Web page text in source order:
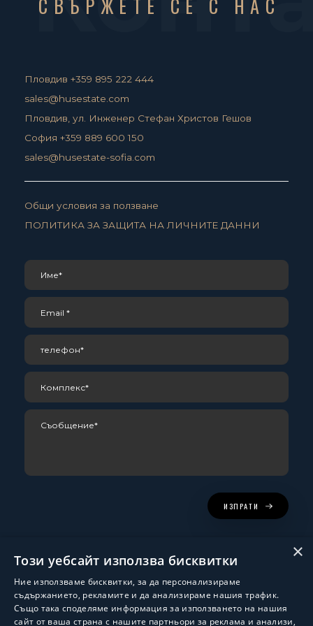
СВЪРЖЕТЕ СЕ С НАС
Пловдив +359 895 222 444
sales@husestate.com
Пловдив, ул. Инженер Стефан Христов Гешов
София +359 889 600 150
sales@husestate-sofia.com
Общи условия за ползване
ПОЛИТИКА ЗА ЗАЩИТА НА ЛИЧНИТЕ ДАННИ
ИЗПРАТИ
×
Този уебсайт използва бисквитки
Ние използваме бисквитки, за да персонализираме
съдържанието, рекламите и да анализираме нашия трафик.
Също така споделяме информация за използването на нашия
сайт от ваша страна с нашите партньори за реклама и анализи,